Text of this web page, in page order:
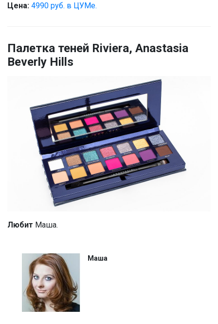
Цена: 4990 руб. в ЦУМе.
Палетка теней Riviera, Anastasia
Beverly Hills
Любит Маша.
Маша